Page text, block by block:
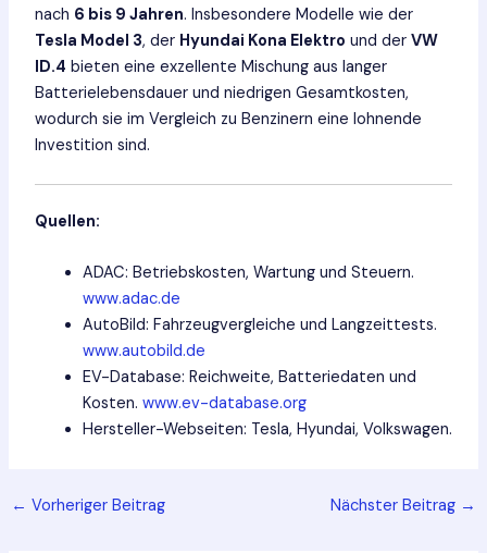
nach 6 bis 9 Jahren. Insbesondere Modelle wie der
Tesla Model 3, der Hyundai Kona Elektro und der VW
ID.4 bieten eine exzellente Mischung aus langer
Batterielebensdauer und niedrigen Gesamtkosten,
wodurch sie im Vergleich zu Benzinern eine lohnende
Investition sind.
Quellen:
ADAC: Betriebskosten, Wartung und Steuern.
www.adac.de
AutoBild: Fahrzeugvergleiche und Langzeittests.
www.autobild.de
EV-Database: Reichweite, Batteriedaten und
Kosten. www.ev-database.org
Hersteller-Webseiten: Tesla, Hyundai, Volkswagen.
Post
← Vorheriger Beitrag Nächster Beitrag →